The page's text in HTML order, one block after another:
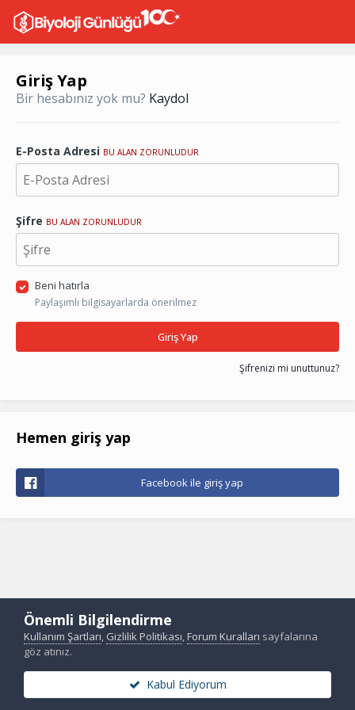
Giriş Yap
Bir hesabınız yok mu? Kaydol
E-Posta Adresi BU ALAN ZORUNLUDUR
Şifre BU ALAN ZORUNLUDUR
Beni hatırla
Paylaşımlı bilgisayarlarda önerilmez
Giriş Yap
Şifrenizi mi unuttunuz?
Hemen giriş yap
Facebook ile giriş yap
Önemli Bilgilendirme
Kullanım Şartları, Gizlilik Politikası,Forum Kuralları sayfalarına
göz atınız.
Kabul Ediyorum